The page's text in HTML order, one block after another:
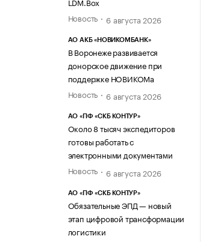
Новость
6 августа 2026
АО АКБ «НОВИКОМБАНК»
В Воронеже развивается
донорское движение при
поддержке НОВИКОМа
Новость
6 августа 2026
АО «ПФ «СКБ КОНТУР»
Около 8 тысяч экспедиторов
готовы работать с
электронными документами
Новость
6 августа 2026
АО «ПФ «СКБ КОНТУР»
Обязательные ЭПД — новый
этап цифровой трансформации
логистики